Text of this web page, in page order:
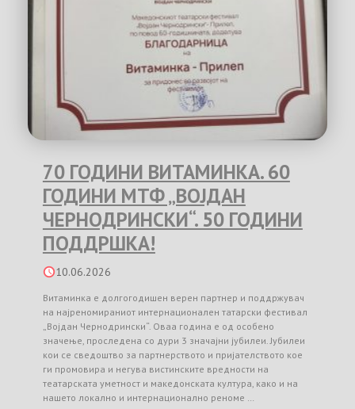
70 ГОДИНИ ВИТАМИНКА. 60
ГОДИНИ МТФ „ВОЈДАН
ЧЕРНОДРИНСКИ“. 50 ГОДИНИ
ПОДДРШКА!
10.06.2026
Витаминка е долгогодишен верен партнер и поддржувач
на најреномираниот интернационален татарски фестивал
„Војдан Чернодрински“. Оваа година е од особено
значење, проследена со дури 3 значајни јубилеи. Јубилеи
кои се сведоштво за партнерството и пријателството кое
ги промовира и негува вистинските вредности на
театарската уметност и македонската култура, како и на
нашето локално и интернационално реноме …